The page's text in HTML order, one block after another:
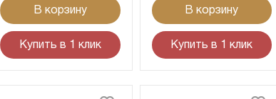
В корзину
Купить в 1 клик
В корзину
Купить в 1 клик